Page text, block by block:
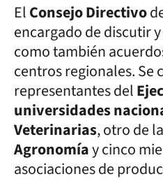
ElConsejo Directivo
encargado de discutir
como también
centros regionales. Se
representantes del
universidades
Veterinarias, otro de
Agronomíay cinco
asociaciones de